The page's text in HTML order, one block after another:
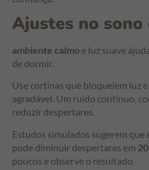
Ajustes no
ambiente calmo e luz suave
de dormir.
Use cortinas que bloqueiem luz
agradável. Um ruído contínuo,
reduzir despertares.
Estudos simulados sugerem
pode diminuir despertares em
poucos e observe o resultado.